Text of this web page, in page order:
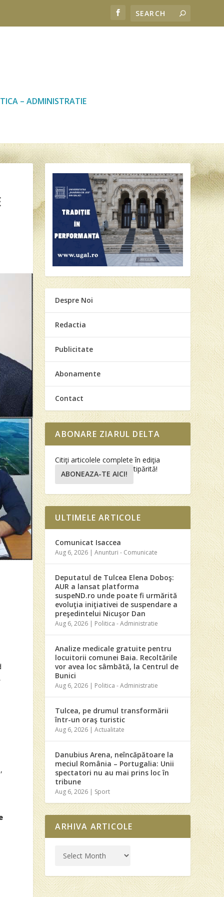
– ADMINISTRATIE
Despre Noi
Redactia
Publicitate
Abonamente
Contact
ABONARE ZIARUL DELTA
Citiţi articolele complete în ediţia
tipărită!
ABONEAZA-TE AICI!
ULTIMELE ARTICOLE
Comunicat Isaccea
Aug 6, 2026 |Anunturi - Comunicate
Deputatul de Tulcea Elena Doboş:
AUR a lansat platforma
suspeND.ro unde poate fi urmărită
evoluţia iniţiativei de suspendare a
preşedintelui Nicuşor Dan
Aug 6, 2026 | Politica - Administratie
Analize medicale gratuite pentru
locuitorii comunei Baia. Recoltările
vor avea loc sâmbătă, la Centrul de
Bunici
Aug 6, 2026 | Politica - Administratie
Tulcea, pe drumul transformării
într-un oraş turistic
Aug 6, 2026 |Actualitate
Danubius Arena, neîncăpătoare la
meciul România – Portugalia: Unii
spectatori nu au mai prins loc în
tribune
Aug 6, 2026 | Sport
ARHIVA ARTICOLE